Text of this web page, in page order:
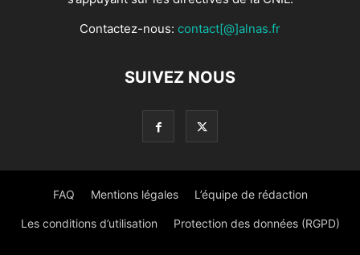
Contactez-nous: contact[@]alnas.fr
SUIVEZ NOUS
FAQ Mentions légales L’équipe de rédaction
Les conditions d’utilisation Protection des données (RGPD)